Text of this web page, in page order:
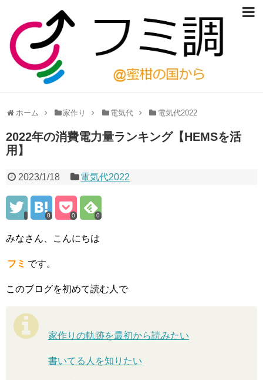
ホーム 家作り 電気代 電気代2022
2022年の消費電力量ランキング【HEMSを活
用】
2023/1/18 電気代2022
0 0 0
みなさん、こんにちは
フミ です。
このブログを初めて読む人で
家作りの軌跡を最初から読みたい
書いてる人を知りたい